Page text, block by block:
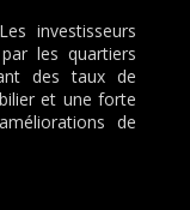
investisseurs
les quartiers
des taux de
et une forte
de